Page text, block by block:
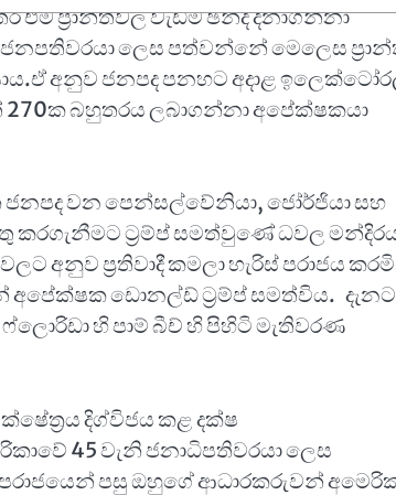
එම ප්‍රාන්තවල වැඩිම ඡන්ද දිනාගන්නා
ලෙස පත්වන්නේ මෙලෙස
අනුව ජනපද පනහට අදාළ
270ක බහුතරය ලබාගන්නා අපේක්ෂකයා
වන පෙන්සල්වේනියා, ජෝර්ජියා සහ
කරගැනීමට ට්‍රම්ප් සමත්වුණේ ධවල
අනුව ප්‍රතිවාදී කමලා හැරිස් පරාජය
අපේක්ෂක ඩොනල්ඩ් ට්‍රම්ප් සමත්විය. දැනට
හි පාම් බීච් හි පිහිටි මැතිවරණ
දිග්විජය කළ දක්ෂ
45 වැනි ජනාධිපතිවරයා ලෙස
පසු ඔහුගේ ආධාරකරුවන්